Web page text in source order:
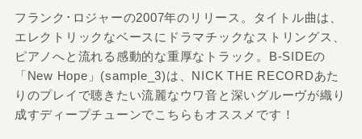
フランク･ロジャーの2007年のリリース。タイトル曲は、
エレクトリックなベースにドラマチックなストリングス、
ピアノへと流れる感動的な重厚なトラック。B-SIDEの
「New Hope」(sample_3)は、NICK THE RECORDあた
りのプレイで聴きたい流麗なウワ音と深いグルーヴが織り
成すディープチューンでこちらもオススメです！